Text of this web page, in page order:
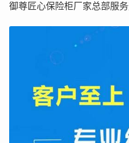
御尊匠心保险柜厂家总部服